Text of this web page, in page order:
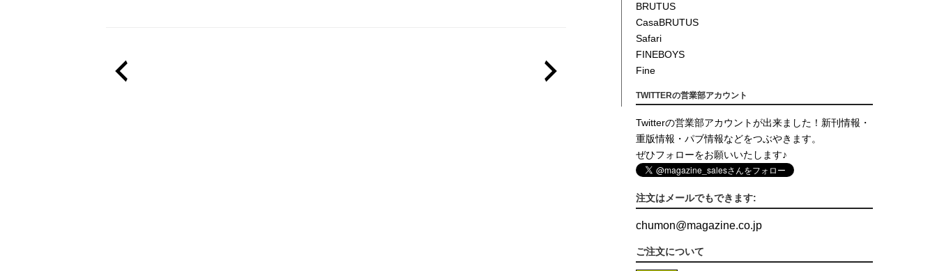
BRUTUS
CasaBRUTUS
Safari
FINEBOYS
Fine
TWITTERの営業部アカウント
Twitterの営業部アカウントが出来ました！新刊情報・
重版情報・パブ情報などをつぶやきます。
ぜひフォローをお願いいたします♪
注文はメールでもできます:
chumon@magazine.co.jp
ご注文について